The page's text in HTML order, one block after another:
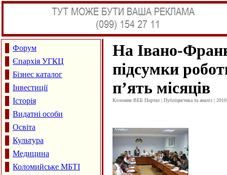
Форум
Єпархія УГКЦ
Бізнес каталог
Інвестиції
Історія
Видатні особи
Освіта
Культура
Медицина
Коломийське МБТІ
На Івано-
підсумки
п’ять місяців
Коломия ВЕБ Портал | Публіцистика та аналіз |